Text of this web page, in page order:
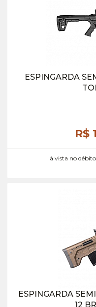
ESPINGARDA
R$
à vista no
ESPINGARDA
12